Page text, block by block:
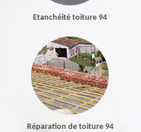
Etanchéité toiture 94
Réparation de toiture 94